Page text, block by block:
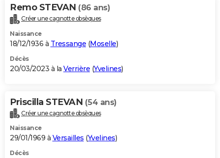
Remo STEVAN (86 ans)
Créer une cagnotte obsèques
Naissance
18/12/1936 à Tressange (Moselle)
Décès
20/03/2023 à la Verrière (Yvelines)
Priscilla STEVAN (54 ans)
Créer une cagnotte obsèques
Naissance
29/01/1969 à Versailles (Yvelines)
Décès